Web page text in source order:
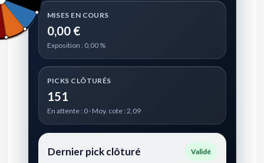
MISES EN COURS
0,00 €
Exposition : 0,00 %
PICKS CLÔTURÉS
151
En attente : 0 · Moy. cote : 2,09
Dernier pick clôturé Validé